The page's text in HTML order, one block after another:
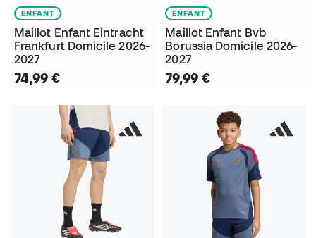
ENFANT
Maillot Enfant Eintracht
Frankfurt Domicile 2026-
2027
74,99 €
ENFANT
Maillot Enfant Bvb
Borussia Domicile 2026-
2027
79,99 €